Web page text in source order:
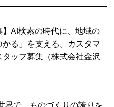
】AI検索の時代に、地域の
る」を支える。カスタマ
ッフ募集（株式会社金沢